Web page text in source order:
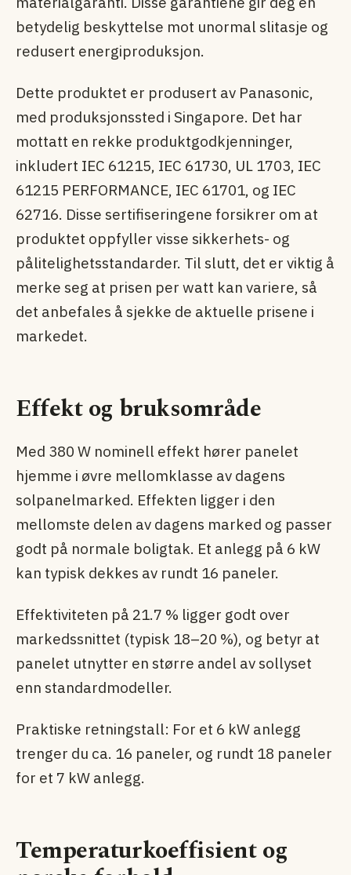
betydelig beskyttelse mot unormal slitasje og
redusert energiproduksjon.
Dette produktet er produsert av Panasonic,
med produksjonssted i Singapore. Det har
mottatt en rekke produktgodkjenninger,
inkludert IEC 61215, IEC 61730, UL 1703, IEC
61215 PERFORMANCE, IEC 61701, og IEC
62716. Disse sertifiseringene forsikrer om at
produktet oppfyller visse sikkerhets- og
pålitelighetsstandarder. Til slutt, det er viktig å
merke seg at prisen per watt kan variere, så
det anbefales å sjekke de aktuelle prisene i
markedet.
Effekt og bruksområde
Med 380 W nominell effekt hører panelet
hjemme i øvre mellomklasse av dagens
solpanel­marked. Effekten ligger i den
mellomste delen av dagens marked og passer
godt på normale boligtak. Et anlegg på 6 kW
kan typisk dekkes av rundt 16 paneler.
Effektiviteten på 21.7 % ligger godt over
markedssnittet (typisk 18–20 %), og betyr at
panelet utnytter en større andel av sollyset
enn standardmodeller.
Praktiske retningstall: For et 6 kW anlegg
trenger du ca. 16 paneler, og rundt 18 paneler
for et 7 kW anlegg.
Temperaturkoeffisient og